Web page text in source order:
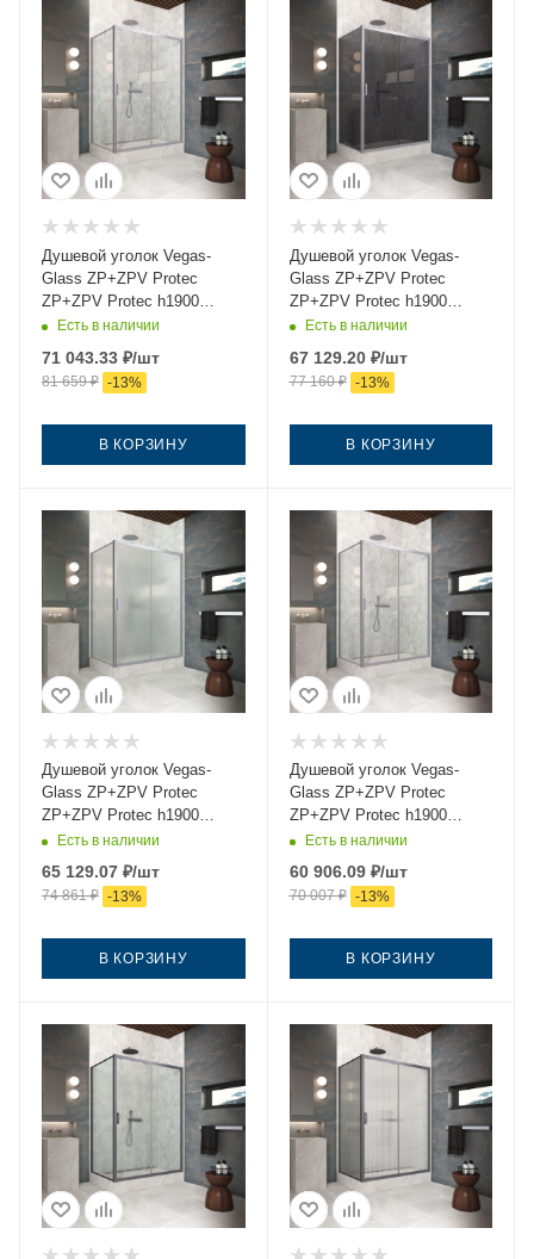
Душевой уголок Vegas-
Glass ZP+ZPV Protec
ZP+ZPV Protec h1900
140*75 07 crystalvision
профиль хром без поддона
Есть в наличии
71 043.33 ₽/шт
81 659₽ -13%
В КОРЗИНУ
Душевой уголок Vegas-
Glass ZP+ZPV Protec
ZP+ZPV Protec h1900
140*75 07 07 140х75 стекло
хром без поддона
Есть в наличии
67 129.20₽/шт
77 160₽ -13%
В КОРЗИНУ
Душевой уголок Vegas-
Glass ZP+ZPV Protec
ZP+ZPV Protec h1900
140*75 07 10 140х75 стекло
матовое профиль хром без
поддона
Есть в наличии
65 129.07 ₽/шт
74 861₽ -13%
В КОРЗИНУ
Душевой уголок Vegas-
Glass ZP+ZPV Protec
ZP+ZPV Protec h1900
140*75 07 01 140х75 стекло
прозрачное профиль хром
без поддона
Есть в наличии
60 906.09₽/шт
70 007₽ -13%
В КОРЗИНУ